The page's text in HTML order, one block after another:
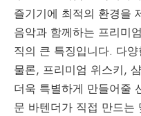
즐기기에 최적의 환경을
음악과 함께하는 프리미
직의 큰 특징입니다. 다
물론, 프리미엄 위스키,
더욱 특별하게 만들어줄
문 바텐더가 직접 만드는